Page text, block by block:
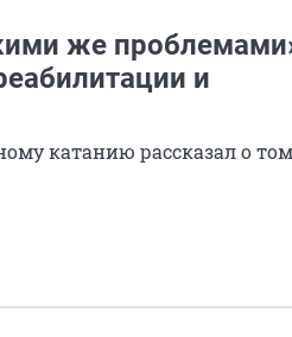
же
и
катанию рассказал о